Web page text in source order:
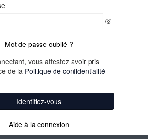
Mot de passe oublié ?
vous attestez avoir pris
de la Politique de confidentialité
Identifiez-vous
Aide à la connexion